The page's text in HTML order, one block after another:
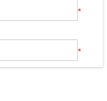
*
*